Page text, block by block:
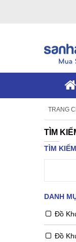
TRANG
TÌM
TÌM KIẾM
DANH
Đồ
Đồ